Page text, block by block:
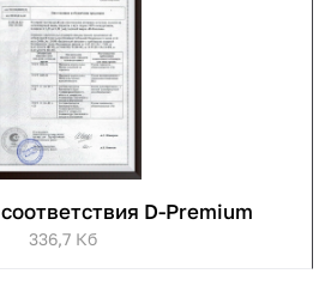
D-Premium
336,7 Кб